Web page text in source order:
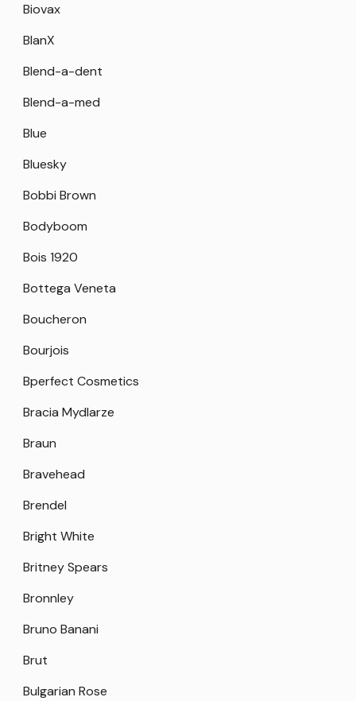
Biovax
BlanX
Blend-a-dent
Blend-a-med
Blue
Bluesky
Bobbi Brown
Bodyboom
Bois 1920
Bottega Veneta
Boucheron
Bourjois
Bperfect Cosmetics
Bracia Mydlarze
Braun
Bravehead
Brendel
Bright White
Britney Spears
Bronnley
Bruno Banani
Brut
Bulgarian Rose